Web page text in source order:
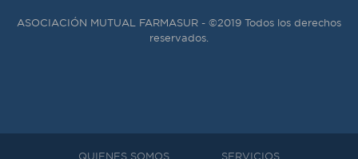
ASOCIACIÓN MUTUAL FARMASUR - ©2019 Todos los derechos
reservados.
QUIENES SOMOS SERVICIOS